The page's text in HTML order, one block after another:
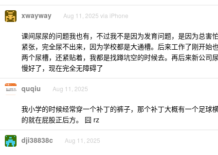
xwayway Aug 11, 2025 via iPhone
课间尿尿的问题我也有，不过我不是因为发育问题，是因为总害
紧张，完全尿不出来，因为学校都是大通槽。后来工作了刚开始
两个尿槽，还紧贴着，我都是找蹲坑空的时候去。再后来新公司
慢好了，现在完全无障碍了
quqiu Aug 11, 2025
我小学的时候经常穿一个补丁的裤子，那个补丁大概有一个足球
的就在屁股正后方。 囧 rz
dji38838c Aug 11, 2025